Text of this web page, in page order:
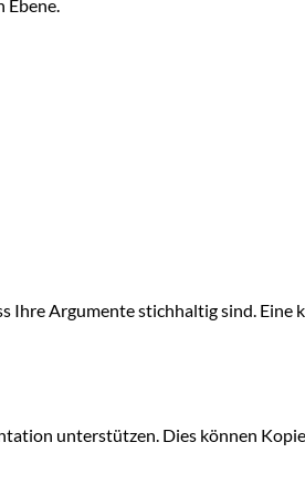
Ebene.
Ihre Argumente stichhaltig sind. Eine
unterstützen. Dies können